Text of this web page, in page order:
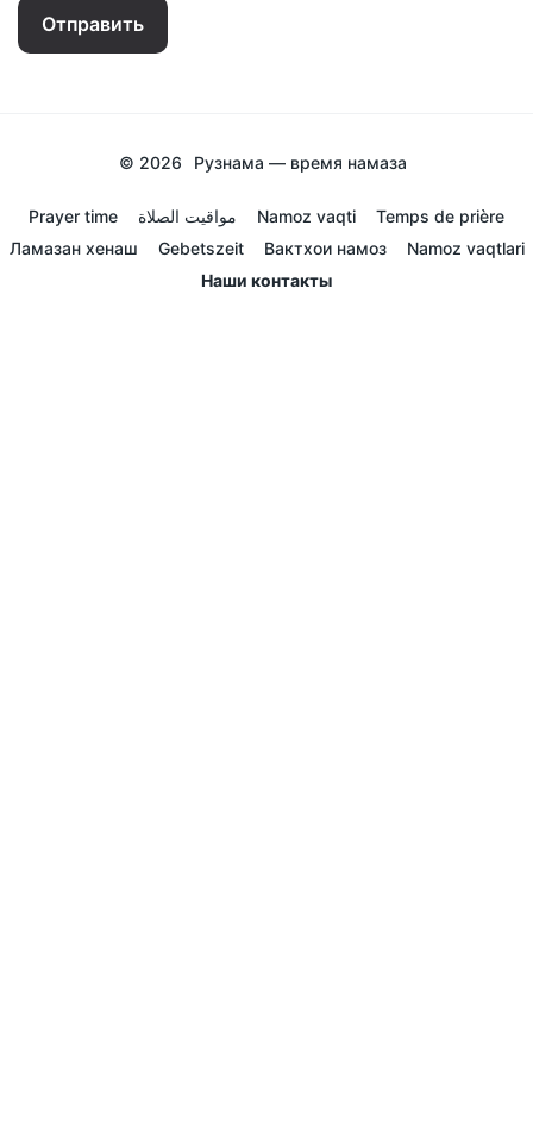
Отправить
© 2026 Рузнама — время намаза
Prayer time مواقيت الصلاة Namoz vaqti
Temps de prière
Ламазан хенаш
Gebetszeit Вактхои намоз
Namoz vaqtlari
Наши контакты